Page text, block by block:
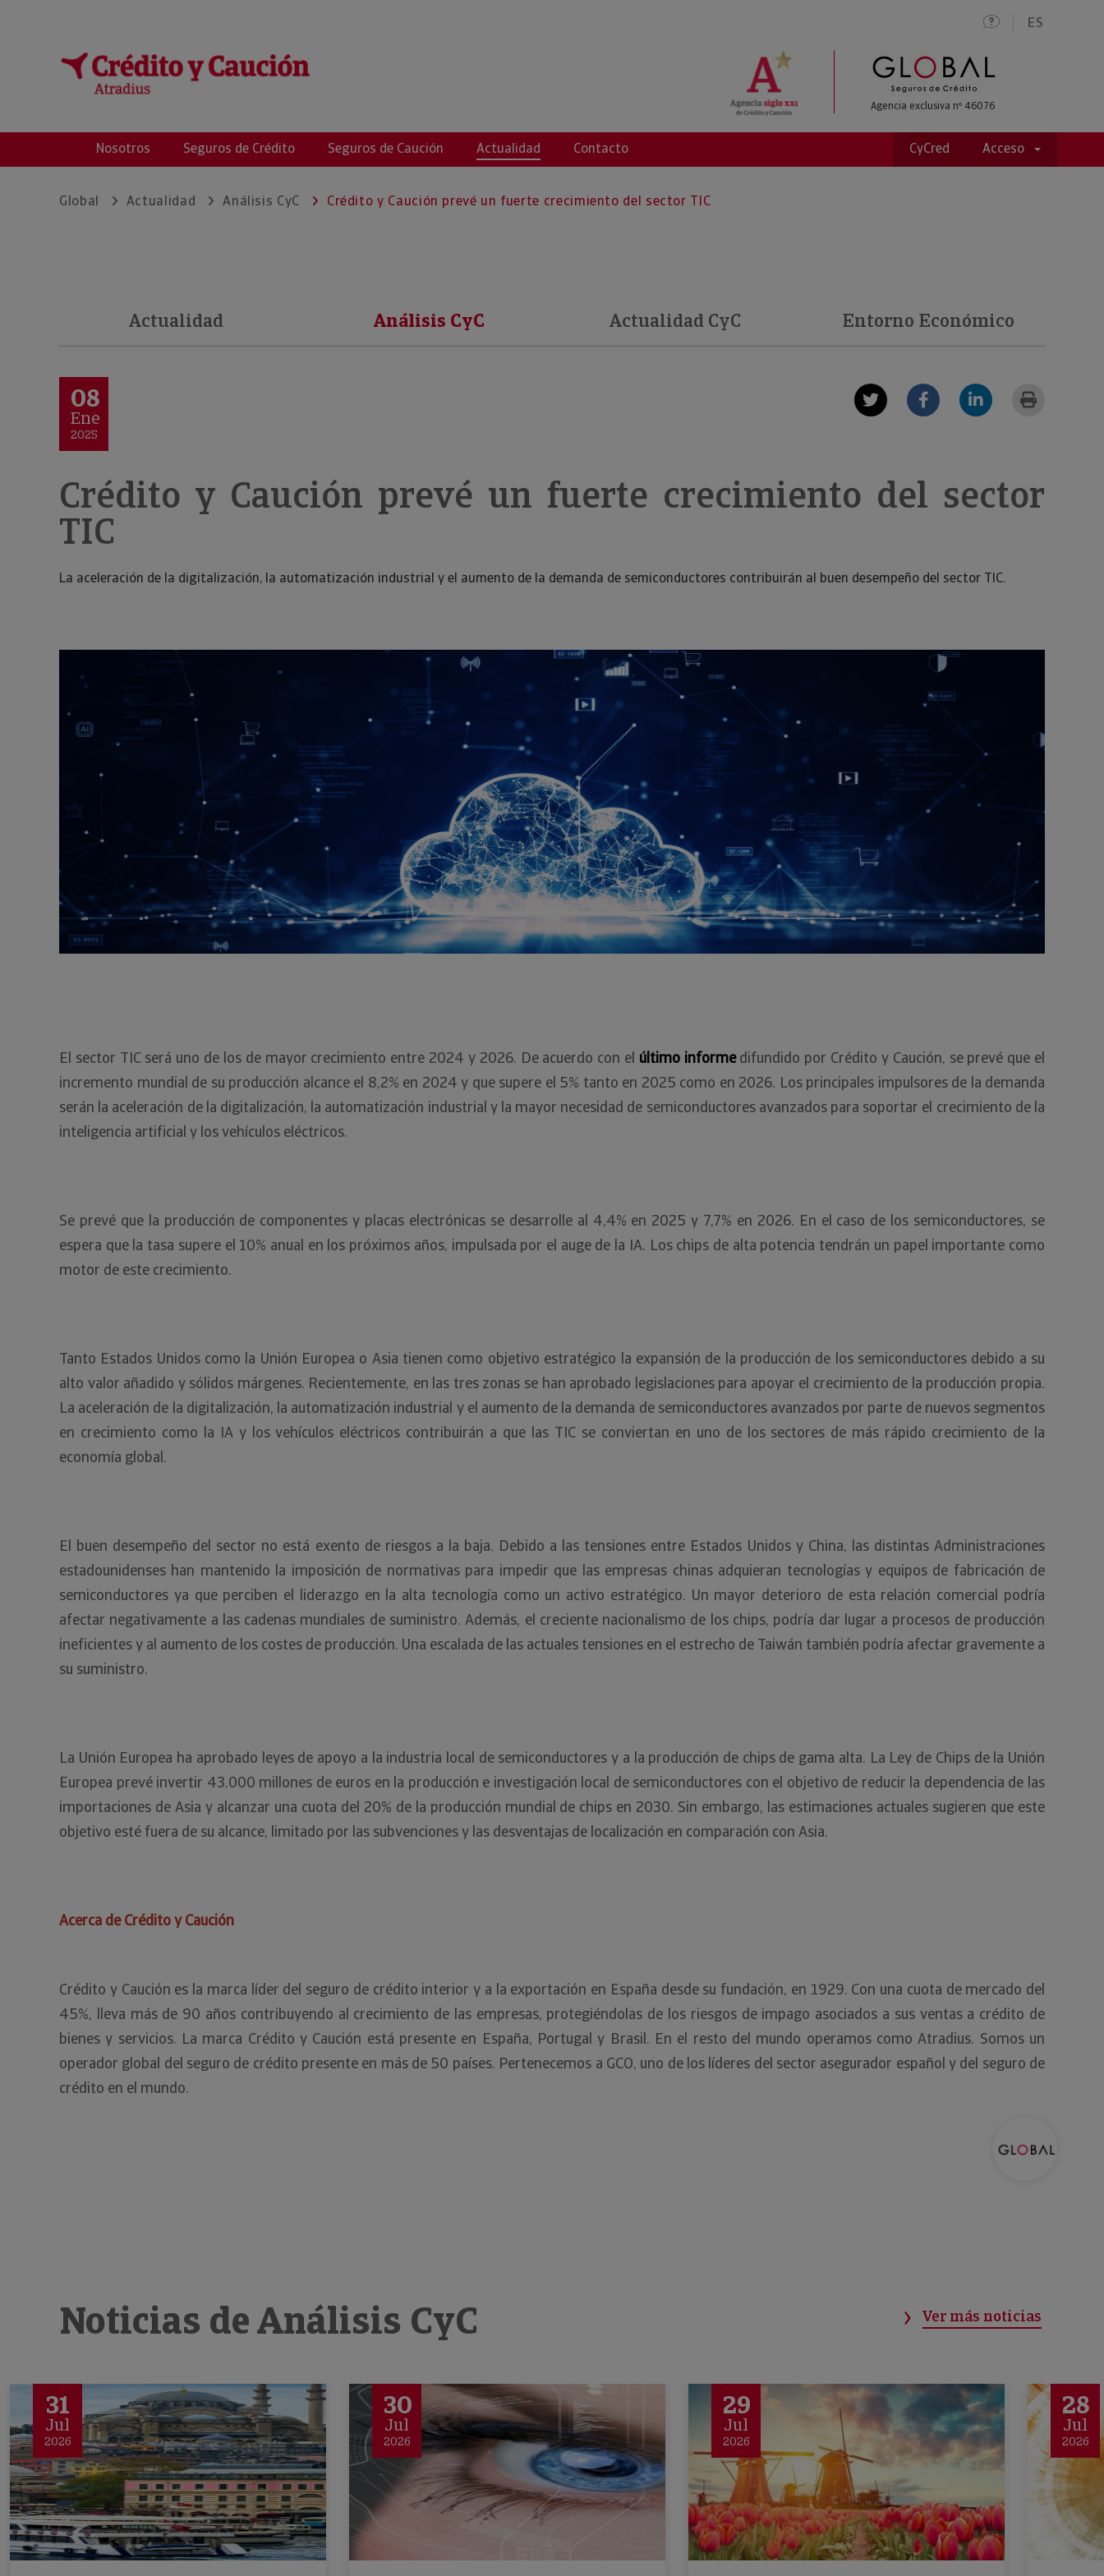
ES
Global Seguros de Crédito Agencia exclusiva nº 46076
Nosotros Seguros de Crédito Seguros de Caución Actualidad Contacto CyCred Acceso
Global Actualidad Análisis CyC Crédito y Caución prevé un fuerte crecimiento del sector TIC
Actualidad Análisis CyC Actualidad CyC Entorno Económico
08
Ene
2025
Crédito y Caución prevé un fuerte crecimiento del sector
TIC
La aceleración de la digitalización, la automatización industrial y el aumento de la demanda de semiconductores contribuirán al buen desempeño del sector TIC.
El sector TIC será uno de los de mayor crecimiento entre 2024 y 2026. De acuerdo con el último informedifundido por Crédito y Caución, se prevé que el
incremento mundial de su producción alcance el 8,2% en 2024 y que supere el 5% tanto en 2025 como en 2026. Los principales impulsores de la demanda
serán la aceleración de la digitalización, la automatización industrial y la mayor necesidad de semiconductores avanzados para soportar el crecimiento de la
inteligencia artificial y los vehículos eléctricos.
Se prevé que la producción de componentes y placas electrónicas se desarrolle al 4,4% en 2025 y 7,7% en 2026. En el caso de los semiconductores, se
espera que la tasa supere el 10% anual en los próximos años, impulsada por el auge de la IA. Los chips de alta potencia tendrán un papel importante como
motor de este crecimiento.
Tanto Estados Unidos como la Unión Europea o Asia tienen como objetivo estratégico la expansión de la producción de los semiconductores debido a su
alto valor añadido y sólidos márgenes. Recientemente, en las tres zonas se han aprobado legislaciones para apoyar el crecimiento de la producción propia.
La aceleración de la digitalización, la automatización industrial y el aumento de la demanda de semiconductores avanzados por parte de nuevos segmentos
en crecimiento como la IA y los vehículos eléctricos contribuirán a que las TIC se conviertan en uno de los sectores de más rápido crecimiento de la
economía global.
El buen desempeño del sector no está exento de riesgos a la baja. Debido a las tensiones entre Estados Unidos y China, las distintas Administraciones
estadounidenses han mantenido la imposición de normativas para impedir que las empresas chinas adquieran tecnologías y equipos de fabricación de
semiconductores ya que perciben el liderazgo en la alta tecnología como un activo estratégico. Un mayor deterioro de esta relación comercial podría
afectar negativamente a las cadenas mundiales de suministro. Además, el creciente nacionalismo de los chips, podría dar lugar a procesos de producción
ineficientes y al aumento de los costes de producción. Una escalada de las actuales tensiones en el estrecho de Taiwán también podría afectar gravemente a
su suministro.
La Unión Europea ha aprobado leyes de apoyo a la industria local de semiconductores y a la producción de chips de gama alta. La Ley de Chips de la Unión
Europea prevé invertir 43.000 millones de euros en la producción e investigación local de semiconductores con el objetivo de reducir la dependencia de las
importaciones de Asia y alcanzar una cuota del 20% de la producción mundial de chips en 2030. Sin embargo, las estimaciones actuales sugieren que este
objetivo esté fuera de su alcance, limitado por las subvenciones y las desventajas de localización en comparación con Asia.
Acerca de Crédito y Caución
Crédito y Caución es la marca líder del seguro de crédito interior y a la exportación en España desde su fundación, en 1929. Con una cuota de mercado del
45%, lleva más de 90 años contribuyendo al crecimiento de las empresas, protegiéndolas de los riesgos de impago asociados a sus ventas a crédito de
bienes y servicios. La marca Crédito y Caución está presente en España, Portugal y Brasil. En el resto del mundo operamos como Atradius. Somos un
operador global del seguro de crédito presente en más de 50 países. Pertenecemos a GCO, uno de los líderes del sector asegurador español y del seguro de
crédito en el mundo.
Noticias de Análisis CyC Ver más noticias
31
Jul
2026
30
Jul
2026
29
Jul
2026
28
Jul
2026